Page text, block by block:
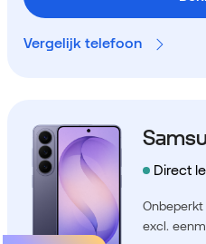
Vergelijk telefoon
Direct
excl.